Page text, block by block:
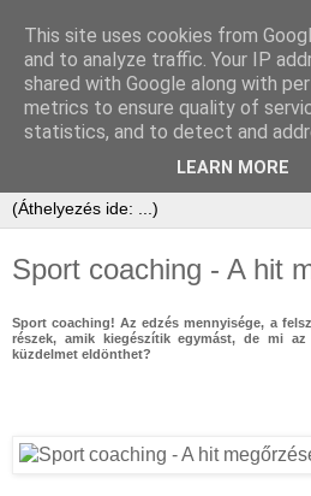
Sport coaching - A hit
Sport coaching! Az edzés mennyisége, a
részek, amik kiegészítik egymást, de mi
küzdelmet eldönthet?
This site uses cookies from
and to analyze traffic. Your IP
shared with Google along with
metrics to ensure quality of
statistics, and to detect and
LEARN MORE